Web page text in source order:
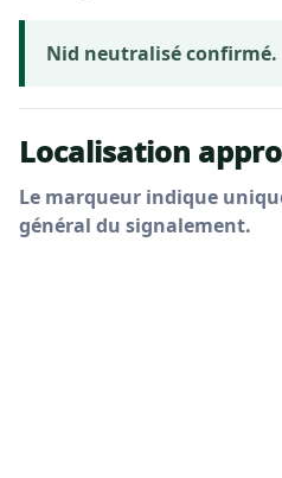
Nid neutralisé confirmé.
Localisation
Le marqueur indique
général du signalement.